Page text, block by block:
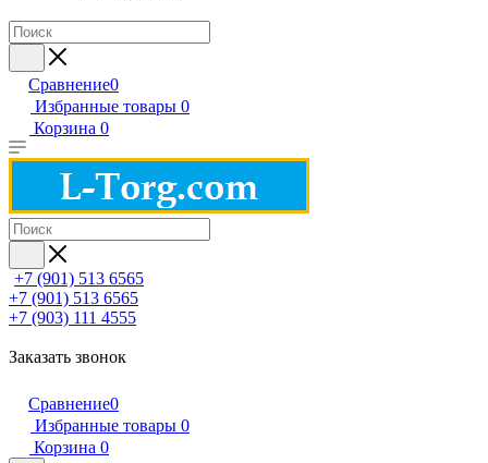
Сравнение0
Избранные товары 0
Корзина 0
+7 (901) 513 6565
+7 (901) 513 6565
+7 (903) 111 4555
Заказать звонок
Сравнение0
Избранные товары 0
Корзина 0